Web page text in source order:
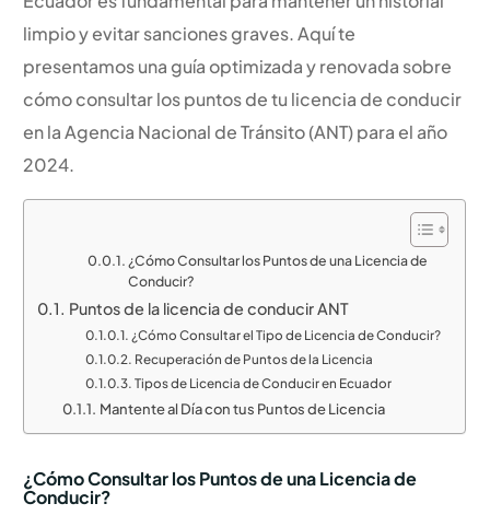
limpio y evitar sanciones graves. Aquí te
presentamos una guía optimizada y renovada sobre
cómo consultar los puntos de tu licencia de conducir
en la Agencia Nacional de Tránsito (ANT) para el año
2024.
¿Cómo Consultar los Puntos de una Licencia de
Conducir?
Puntos de la licencia de conducir ANT
¿Cómo Consultar el Tipo de Licencia de Conducir?
Recuperación de Puntos de la Licencia
Tipos de Licencia de Conducir en Ecuador
Mantente al Día con tus Puntos de Licencia
¿Cómo Consultar los Puntos de una Licencia de
Conducir?